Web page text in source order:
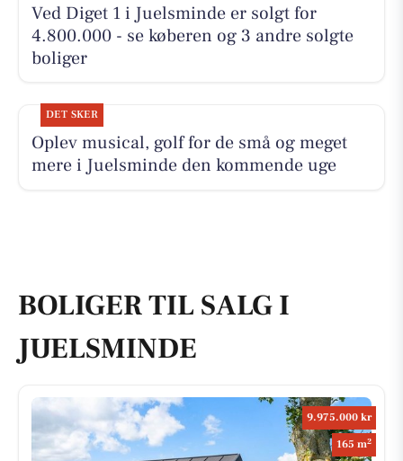
Ved Diget 1 i Juelsminde er solgt for
4.800.000 - se køberen og 3 andre solgte
boliger
DET SKER
Oplev musical, golf for de små og meget
mere i Juelsminde den kommende uge
BOLIGER TIL SALG I
JUELSMINDE
9.975.000 kr
165 m2